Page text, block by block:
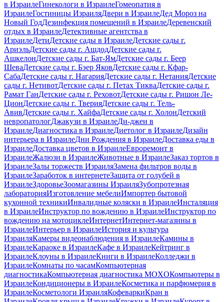
в ИзраилеГинекологи в ИзраилеГомеопатия в
ИзраилеГостиницы ИзраиляДвери в ИзраилеДед Мороз на
Новый ГодДезинфекция помещений в ИзраилеДеревенский
отдых в ИзраилеДетективные агентства в
ИзраилеДетиДетские сады в ИзраилеДетские сады г.
АриэльДетские сады г. АшдодДетские сады г.
АшкелонДетские сады г. Бат-ЯмДетские сады г. Беер
ШеваДетские сады г. Бэер ЯковДетские сады г. Кфар-
СабаДетские сады г. НагарияДетские сады г. НетанияДетские
сады г. НетивотДетские сады г. Петах ТикваДетские сады г.
Рамат ГанДетские сады г. РеховотДетские сады г. Ришон Ле-
ЦионДетские сады г. ТверияДетские сады г. Тель-
АвивДетские сады г. ХайфаДетские сады г. ХолонДетский
невропатологДжакузи в ИзраилеДи-джеи в
ИзраилеДиагностика в ИзраилеДиетолог в ИзраилеДизайн
интерьера в ИзраилеДни Рождения в ИзраилеДоставка еды в
ИзраилеДоставка цветов в ИзраилеЕвроремонт в
ИзраилеЖалюзи в ИзраилеЖивотные в ИзраилеЗаказ тортов в
ИзраилеЗалы торжеств ИзраиляЗамена фильтров воды в
ИзраилеЗаработок в интернетеЗащита от голубей в
ИзраилеЗдоровьеЗоомагазины ИзраиляЗубопротезная
лабораторияИзготовление мебелиИмпортер бытовой
кухонной техникиИнвалидные коляски в ИзраилеИнсталяция
в ИзраилеИнструктор по вождению в ИзраилеИнструктор по
вождению на мотоциклеИнтернетИнтернет-магазины в
ИзраилеИнтерьер в ИзраилеИстория и культура
ИзраиляКамеры видеонаблюдения в ИзраилеКамины в
ИзраилеКараоке в ИзраилеКафе в ИзраилеКейтринг в
ИзраилеКлоуны в ИзраилеКниги в ИзраилеКолледжи в
ИзраилеКомнаты по часамКомпьютерная
диагностикаКомпьютерная диагностика MOXOКомпьютеры в
ИзраилеКондиционеры в ИзраилеКосметика и парфюмерия в
ИзраилеКосметологи ИзраиляКофеваркиКран в